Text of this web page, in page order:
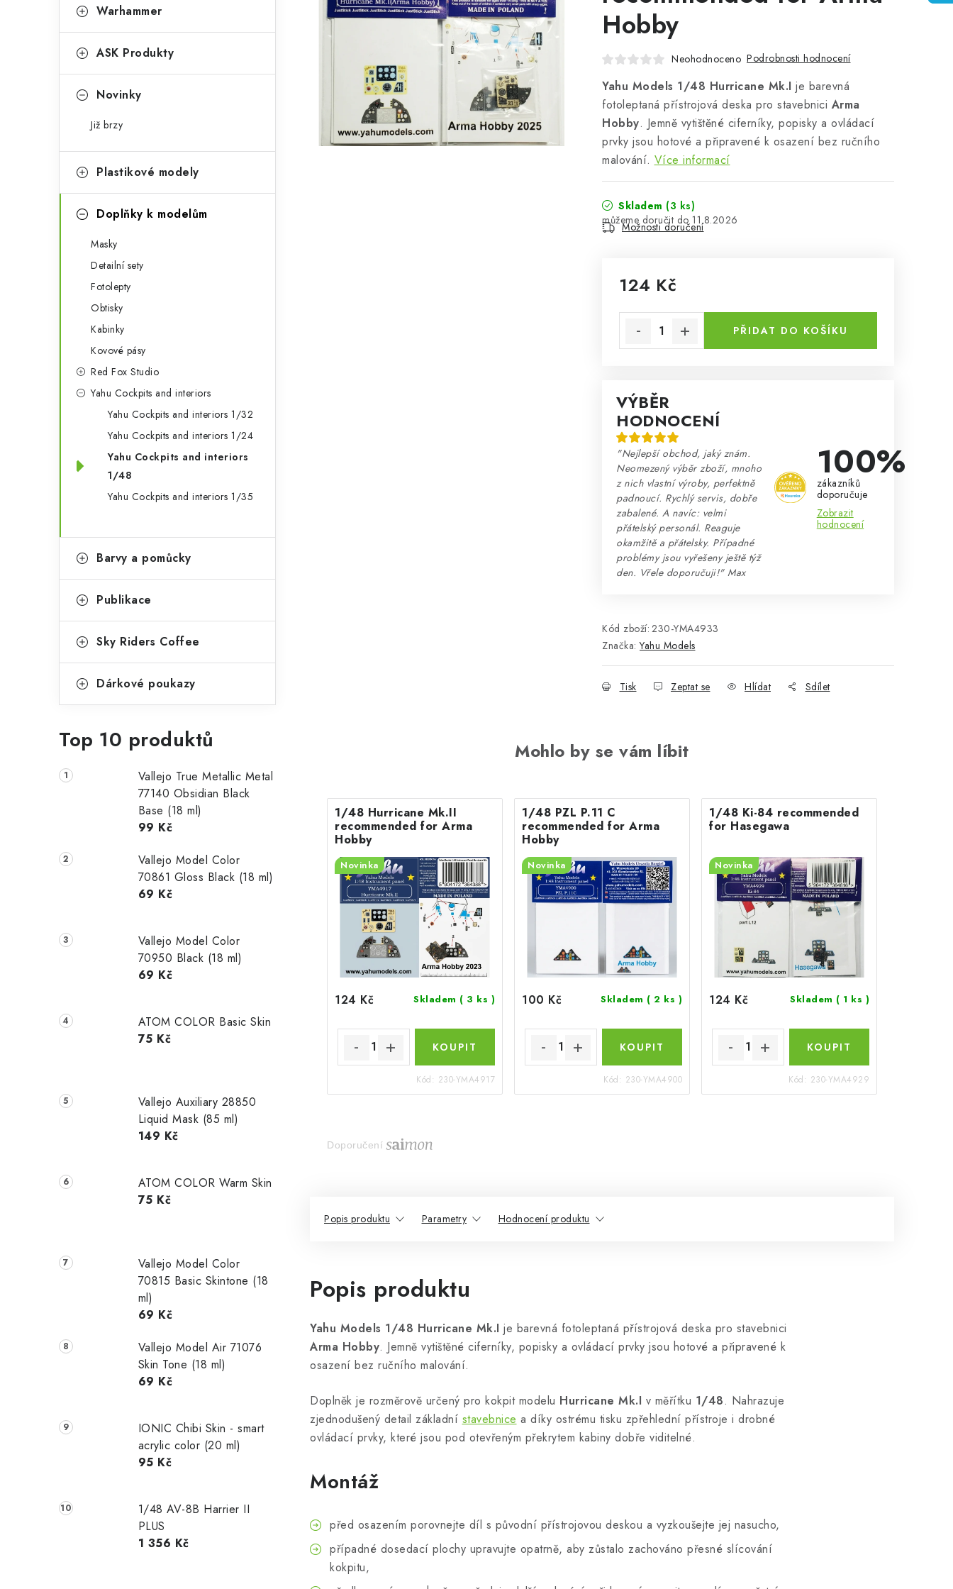
t
r
n
p
e
o
e
Warhammer
ASK Produkty
Novinky
Již brzy
Plastikové modely
Doplňky k modelům
Masky
Detailní sety
Fotolepty
Obtisky
Kabinky
Kovové pásy
Red Fox Studio
Yahu Cockpits and interiors
Yahu Cockpits and interiors 1/32
Yahu Cockpits and interiors 1/24
Yahu Cockpits and interiors
1/48
Yahu Cockpits and interiors 1/35
Barvy a pomůcky
Publikace
Sky Riders Coffee
Dárkové poukazy
Top 10 produktů
Vallejo True Metallic Metal
77140 Obsidian Black
Base (18 ml)
99 Kč
Vallejo Model Color
70861 Gloss Black (18 ml)
69 Kč
Vallejo Model Color
70950 Black (18 ml)
69 Kč
ATOM COLOR Basic Skin
75 Kč
Vallejo Auxiliary 28850
Liquid Mask (85 ml)
149 Kč
ATOM COLOR Warm Skin
75 Kč
Vallejo Model Color
70815 Basic Skintone (18
ml)
69 Kč
Vallejo Model Air 71076
Skin Tone (18 ml)
69 Kč
IONIC Chibi Skin - smart
acrylic color (20 ml)
95 Kč
1/48 AV-8B Harrier II
PLUS
1 356 Kč
Hobby
Neohodnoceno Podrobnosti hodnocení
Yahu Models 1/48 Hurricane Mk.I je barevná
fotoleptaná přístrojová deska pro stavebnici Arma
Hobby. Jemně vytištěné ciferníky, popisky a ovládací
prvky jsou hotové a připravené k osazení bez ručního
malování. Více informací
Skladem (3 ks)
11.8.2026
Možnosti doručení
124 Kč
PŘIDAT DO KOŠÍKU
VÝBĚR
HODNOCENÍ
"Nejlepší obchod, jaký znám.
Neomezený výběr zboží, mnoho
z nich vlastní výroby, perfektně
padnoucí. Rychlý servis, dobře
zabalené. A navíc: velmi
přátelský personál. Reaguje
okamžitě a přátelsky. Případné
problémy jsou vyřešeny ještě týž
den. Vřele doporučuji!" Max
100%
zákazníků
doporučuje
Zobrazit
hodnocení
Kód zboží: 230-YMA4933
Značka:Yahu Models
Tisk Zeptat se Hlídat Sdílet
Mohlo by se vám líbit
1/48 Hurricane Mk.II
recommended for Arma
Hobby
Novinka
124 Kč Skladem ( 3 ks )
Kód: 230-YMA4917
1/48 PZL P.11 C
recommended for Arma
Hobby
Novinka
100 Kč Skladem ( 2 ks )
Kód: 230-YMA4900
1/48 Ki-84 recommended
for Hasegawa
Novinka
124 Kč Skladem ( 1 ks )
Kód: 230-YMA4929
Doporučení
Popis produktu Parametry Hodnocení produktu
Popis produktu
Yahu Models 1/48 Hurricane Mk.I je barevná fotoleptaná přístrojová deska pro stavebnici
Arma Hobby. Jemně vytištěné ciferníky, popisky a ovládací prvky jsou hotové a připravené k
osazení bez ručního malování.
Doplněk je rozměrově určený pro kokpit modelu Hurricane Mk.I v měřítku 1/48. Nahrazuje
zjednodušený detail základní stavebnice a díky ostrému tisku zpřehlední přístroje i drobné
ovládací prvky, které jsou pod otevřeným překrytem kabiny dobře viditelné.
Montáž
před osazením porovnejte díl s původní přístrojovou deskou a vyzkoušejte jej nasucho,
případné dosedací plochy upravujte opatrně, aby zůstalo zachováno přesné slícování
kokpitu,